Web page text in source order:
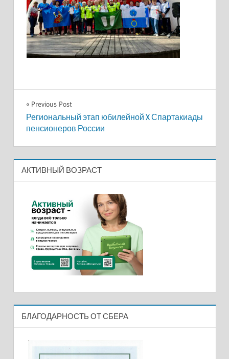
Навигация
по
записям
Previous Post
Региональный этап юбилейной X Спартакиады
пенсионеров России
АКТИВНЫЙ ВОЗРАСТ
БЛАГОДАРНОСТЬ ОТ СБЕРА